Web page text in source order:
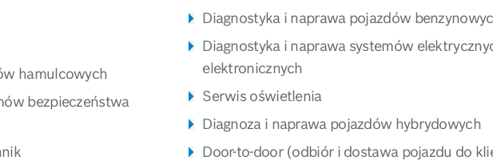
hamulcowych
bezpieczeństwa
Diagnostyka i naprawa pojazdów
Diagnostyka i naprawa systemów
elektronicznych
Serwis oświetlenia
Diagnoza i naprawa pojazdów hybrydowych
Door-to-door (odbiór i dostawa pojazdu do